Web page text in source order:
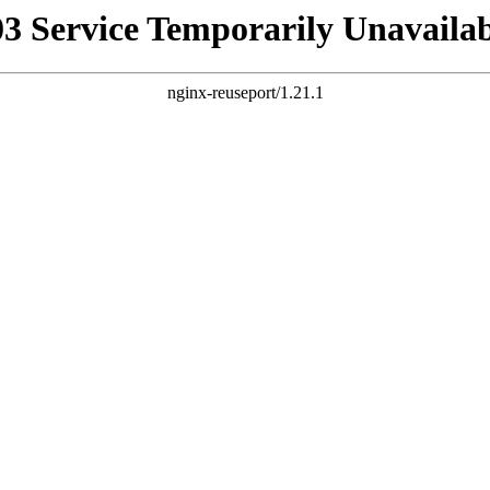
Service Temporarily
nginx-reuseport/1.21.1